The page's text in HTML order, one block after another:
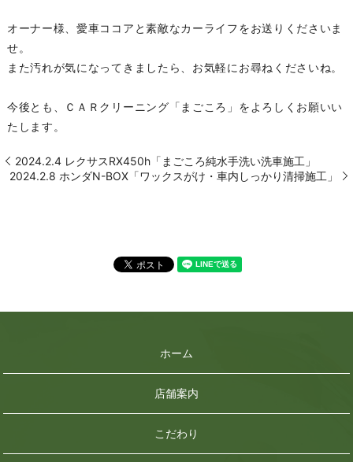
オーナー様、愛車ココアと素敵なカーライフをお送りくださいま
せ。
また汚れが気になってきましたら、お気軽にお尋ねくださいね。
今後とも、ＣＡＲクリーニング「まごころ」をよろしくお願いい
たします。
2024.2.4 レクサスRX450h「まごころ純水手洗い洗車施工」
2024.2.8 ホンダN-BOX「ワックスがけ・車内しっかり清掃施工」
ホーム
店舗案内
こだわり